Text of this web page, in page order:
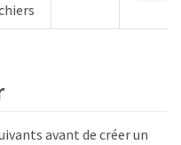
avant de créer un